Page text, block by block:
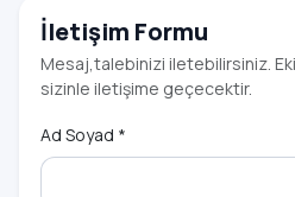
İletişim Formu
Mesaj,talebinizi iletebilirsiniz.
sizinle iletişime geçecektir.
Ad Soyad *